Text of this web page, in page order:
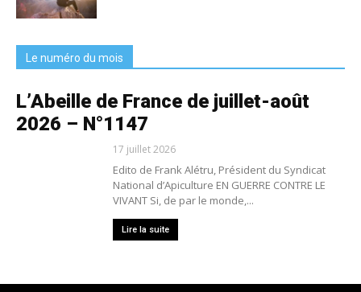
Le numéro du mois
L’Abeille de France de juillet-août
2026 – N°1147
17 juillet 2026
Edito de Frank Alétru, Président du Syndicat
National d’Apiculture EN GUERRE CONTRE LE
VIVANT Si, de par le monde,...
Lire la suite